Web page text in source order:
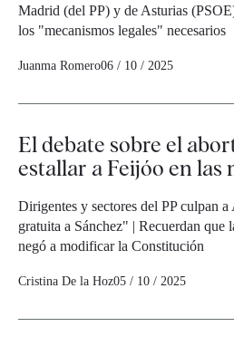
Madrid (del PP) y de Asturias
los "mecanismos legales" necesarios
Juanma Romero06 / 10 / 2025
El debate sobre el
estallar a Feijóo en las
Dirigentes y sectores del PP culpan
gratuita a Sánchez" | Recuerdan que
negó a modificar la Constitución
Cristina De la Hoz05 / 10 / 2025